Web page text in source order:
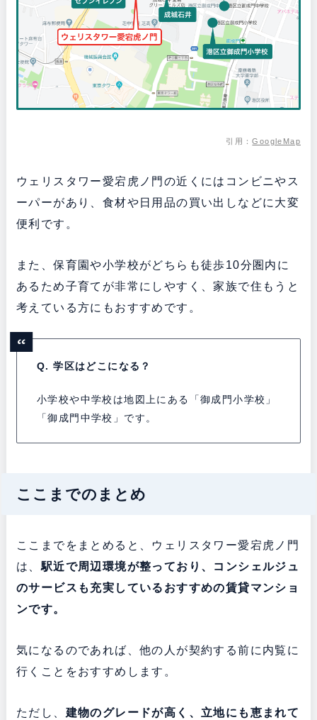
引用：GoogleMap
ウェリスタワー愛宕虎ノ門の近くにはコンビニやス
ーパーがあり、食材や日用品の買い出しなどに大変
便利です。
また、保育園や小学校がどちらも徒歩10分圏内に
あるため子育てが非常にしやすく、家族で住もうと
考えている方にもおすすめです。
Q. 学区はどこになる？
小学校や中学校は地図上にある「御成門小学校」
「御成門中学校」です。
ここまでのまとめ
ここまでをまとめると、ウェリスタワー愛宕虎ノ門
は、駅近で周辺環境が整っており、コンシェルジュ
のサービスも充実している おすすめの賃貸マンショ
ンです。
気になるのであれば、他の人が契約する前に内覧に
行くことをおすすめします。
ただし、 建物のグレードが高く、立地にも恵まれて